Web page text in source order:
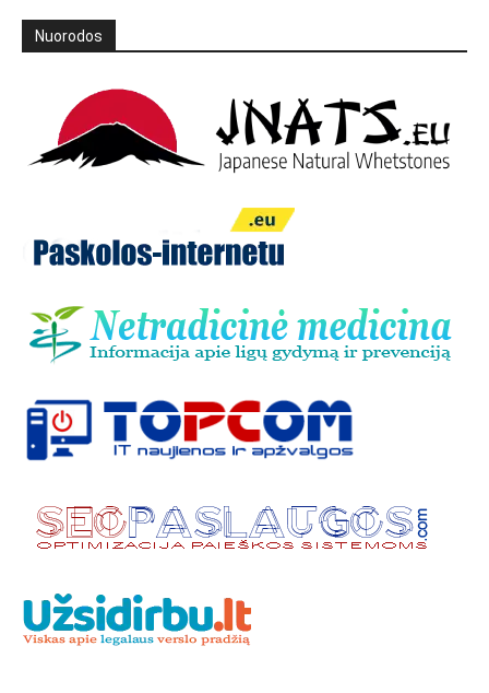
Nuorodos